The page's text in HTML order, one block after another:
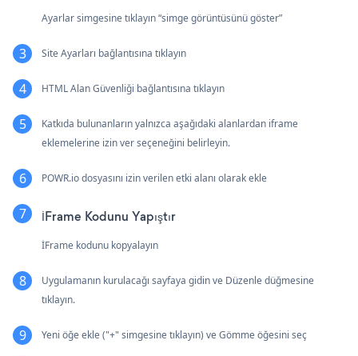
Ayarlar simgesine tıklayın “simge görüntüsünü göster”
Site Ayarları bağlantısına tıklayın
HTML Alan Güvenliği bağlantısına tıklayın
Katkıda bulunanların yalnızca aşağıdaki alanlardan iframe
eklemelerine izin ver seçeneğini belirleyin.
POWR.io dosyasını izin verilen etki alanı olarak ekle
İFrame Kodunu Yapıştır
İFrame kodunu kopyalayın
Uygulamanın kurulacağı sayfaya gidin ve Düzenle düğmesine
tıklayın.
Yeni öğe ekle ("+" simgesine tıklayın) ve Gömme öğesini seç